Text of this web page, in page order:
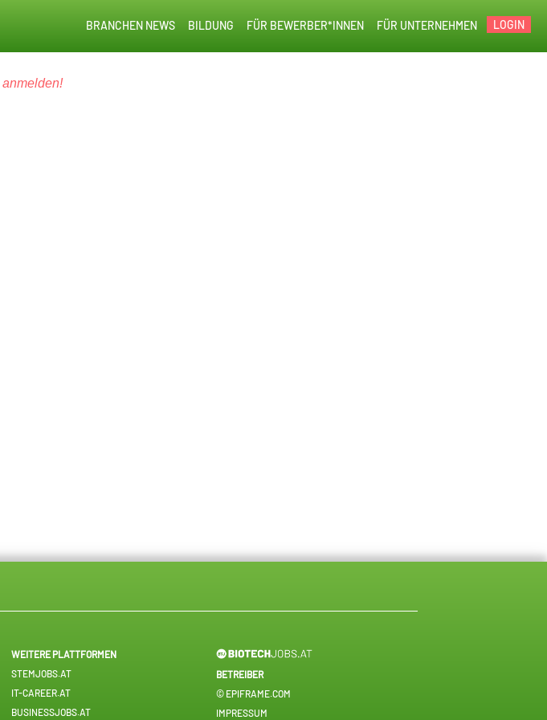
LOGIN
FÜR UNTERNEHMEN
FÜR BEWERBER*INNEN
BILDUNG
BRANCHEN NEWS
anmelden!
WEITERE PLATTFORMEN
STEMJOBS.AT
IT-CAREER.AT
BUSINESSJOBS.AT
BETREIBER
© EPIFRAME.COM
IMPRESSUM